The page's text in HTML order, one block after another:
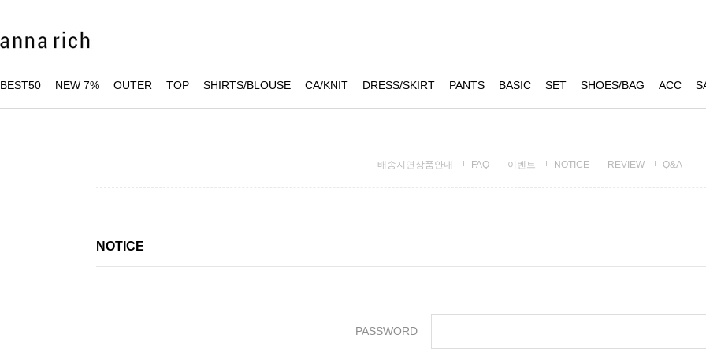
BEST50 NEW 7% OUTER TOP SHIRTS/BLOUSE CA/KNIT DRESS/SKIRT PANTS BASIC SET SHOES/BAG ACC
배송지연상품안내 FAQ 이벤트 NOTICE REVIEW Q&A
NOTICE
PASSWORD